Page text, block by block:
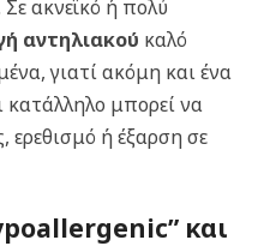
Σε ακνεϊκό ή πολύ
αντηλιακού καλό
γιατί ακόμη και ένα
κατάλληλο μπορεί να
ερεθισμό ή έξαρση σε
και